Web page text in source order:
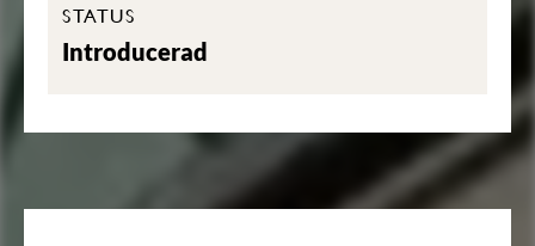
STATUS
Introducerad